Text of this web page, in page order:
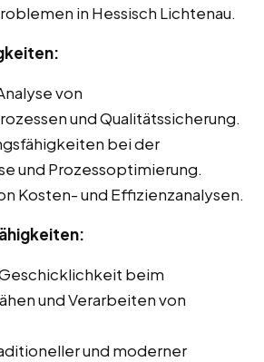
in Hessisch Lichtenau.
von
und Qualitätssicherung.
bei der
und Prozessoptimierung.
Kosten- und Effizienzanalysen.
beim
und Verarbeiten von
und moderner